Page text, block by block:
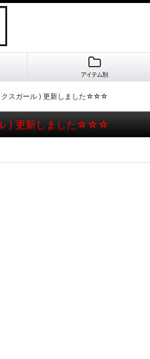
アイテム別
クスガール ) 更新しました☆☆☆
) 更新しました☆☆☆